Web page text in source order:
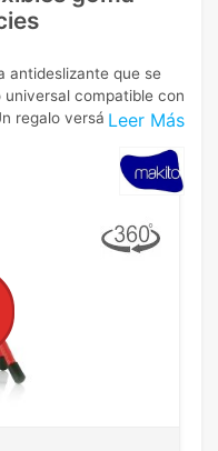
Leer Más
antideslizante que se
compatible con
regalo versátil.